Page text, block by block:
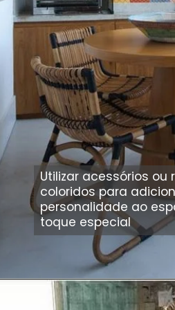
Utilizar acessórios ou
coloridos para
personalidade ao
toque especial